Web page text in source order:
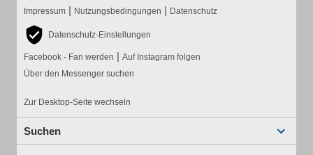
Impressum | Nutzungsbedingungen | Datenschutz
Datenschutz-Einstellungen
Facebook - Fan werden | Auf Instagram folgen
Über den Messenger suchen
Zur Desktop-Seite wechseln
Suchen